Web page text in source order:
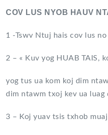
COV LUS NYOB HAUV
1 -Tswv Ntuj hais cov lus no
2 – « Kuv yog HUAB TAIS,
yog tus ua kom koj dim
dim ntawm txoj kev ua luag
3 – Koj yuav tsis txhob